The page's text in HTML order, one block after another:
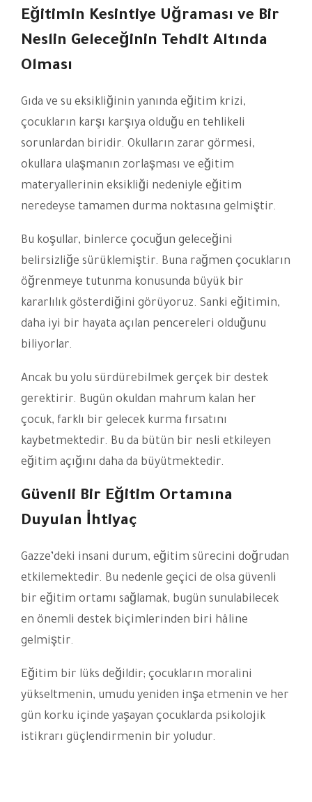
Eğitimin Kesintiye Uğraması ve Bir
Neslin Geleceğinin Tehdit Altında
Olması
Gıda ve su eksikliğinin yanında eğitim krizi,
çocukların karşı karşıya olduğu en tehlikeli
sorunlardan biridir. Okulların zarar görmesi,
okullara ulaşmanın zorlaşması ve eğitim
materyallerinin eksikliği nedeniyle eğitim
neredeyse tamamen durma noktasına gelmiştir.
Bu koşullar, binlerce çocuğun geleceğini
belirsizliğe sürüklemiştir. Buna rağmen çocukların
öğrenmeye tutunma konusunda büyük bir
kararlılık gösterdiğini görüyoruz. Sanki eğitimin,
daha iyi bir hayata açılan pencereleri olduğunu
biliyorlar.
Ancak bu yolu sürdürebilmek gerçek bir destek
gerektirir. Bugün okuldan mahrum kalan her
çocuk, farklı bir gelecek kurma fırsatını
kaybetmektedir. Bu da bütün bir nesli etkileyen
eğitim açığını daha da büyütmektedir.
Güvenli Bir Eğitim Ortamına
Duyulan İhtiyaç
Gazze’deki insani durum, eğitim sürecini doğrudan
etkilemektedir. Bu nedenle geçici de olsa güvenli
bir eğitim ortamı sağlamak, bugün sunulabilecek
en önemli destek biçimlerinden biri hâline
gelmiştir.
Eğitim bir lüks değildir; çocukların moralini
yükseltmenin, umudu yeniden inşa etmenin ve her
gün korku içinde yaşayan çocuklarda psikolojik
istikrarı güçlendirmenin bir yoludur.